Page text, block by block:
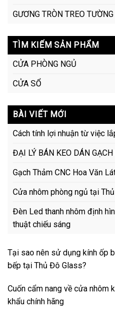
GƯƠNG TRÒN TREO TƯỜNG
TÌM KIẾM SẢN PHẨM
CỬA PHÒNG NGỦ
CỬA SỔ
BÀI VIẾT MỚI
Cách tính lợi nhuận từ việc
ĐẠI LÝ BÁN KEO DÁN
Gạch Thảm CNC Hoa Văn
Cửa nhôm phòng ngủ tại
Đèn Led thanh nhôm định
thuật chiếu sáng
Tại sao nên sử dụng kính ốp
bếp tại Thủ Đô Glass?
Cuốn cẩm nang về cửa nhôm
khẩu chính hãng